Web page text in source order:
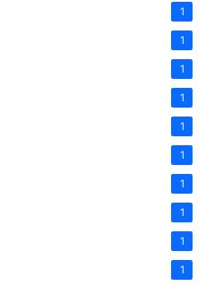
1
1
1
1
1
1
1
1
1
1